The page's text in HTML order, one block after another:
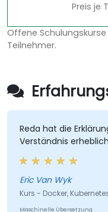
Preis je
Offene
Teilnehmer.
hat die Erklärungen
erheblich
Van Wyk
- Docker, Kubernetes and
Übersetzung